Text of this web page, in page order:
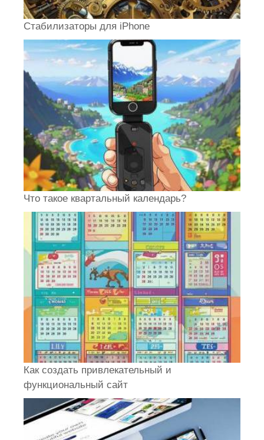
Стабилизаторы для iPhone
Что такое квартальный календарь?
Как создать привлекательный и
функциональный сайт